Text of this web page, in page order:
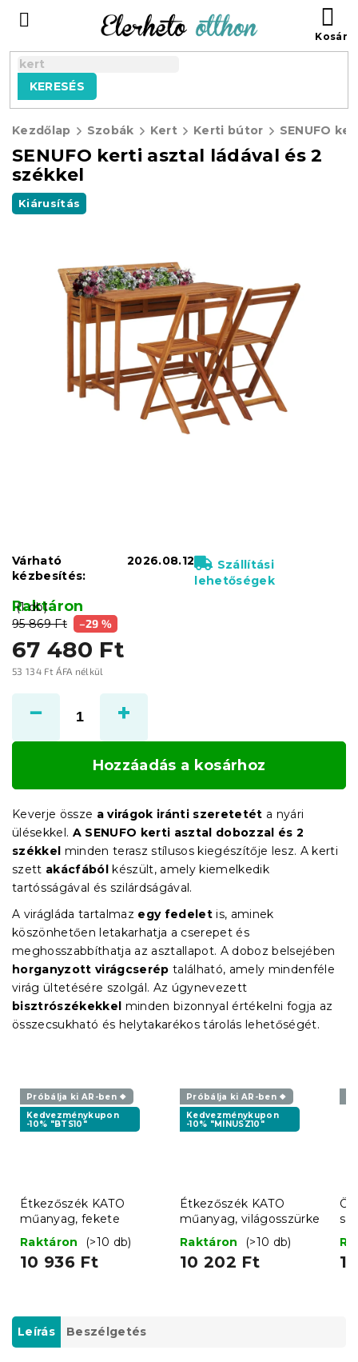
tartalomhoz
KERESÉS
Kezdőlap Szobák Kert Kerti bútor
SENUFO kerti asztal ládával és 2
székkel
Kiárusítás
95 869 Ft –29 %
67 480 Ft
53 134 Ft ÁFA nélkül
Raktáron
(1 db)
Várható
kézbesítés:
2026.08.12
Szállítási
lehetőségek
Hozzáadás a kosárhoz
Keverje össze a virágok iránti szeretetét a nyári
ülésekkel. A SENUFO kerti asztal dobozzal és 2
székkel minden terasz stílusos kiegészítője lesz. A kerti
szett akácfából készült, amely kiemelkedik
tartósságával és szilárdságával.
A virágláda tartalmaz egy fedelet is, aminek
köszönhetően letakarhatja a cserepet és
meghosszabbíthatja az asztallapot. A doboz belsejében
horganyzott virágcserép található, amely mindenféle
virág ültetésére szolgál. Az úgynevezett
bisztrószékekkel minden bizonnyal értékelni fogja az
összecsukható és helytakarékos tárolás lehetőségét.
Próbálja ki AR-ben ❖
Kedvezménykupon
-10% "BTS10"
Étkezőszék KATO
műanyag, fekete
Raktáron
(>10 db)
10 936 Ft
Próbálja ki AR-ben ❖
Kedvezménykupon
-10% "MINUSZ10"
Étkezőszék KATO
műanyag, világosszürke
Raktáron
(>10 db)
10 202 Ft 1
Leírás Beszélgetés